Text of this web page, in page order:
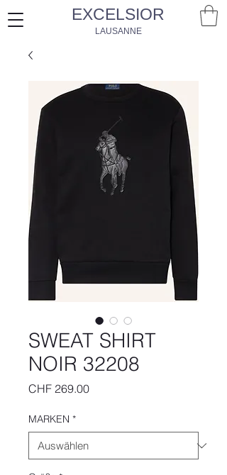
EXCELSIOR
LAUSANNE
SWEAT SHIRT
NOIR 32208
CHF 269.00Preis
MARKEN *